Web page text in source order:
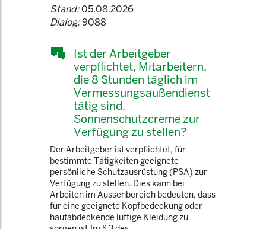
Stand:05.08.2026
Dialog:9088
Ist der Arbeitgeber
verpflichtet, Mitarbeitern,
die 8 Stunden täglich im
Vermessungsaußendienst
tätig sind,
Sonnenschutzcreme zur
Verfügung zu stellen?
Der Arbeitgeber ist verpflichtet, für
bestimmte Tätigkeiten geeignete
persönliche Schutzausrüstung (PSA) zur
Verfügung zu stellen. Dies kann bei
Arbeiten im Aussenbereich bedeuten, dass
für eine geeignete Kopfbedeckung oder
hautabdeckende luftige Kleidung zu